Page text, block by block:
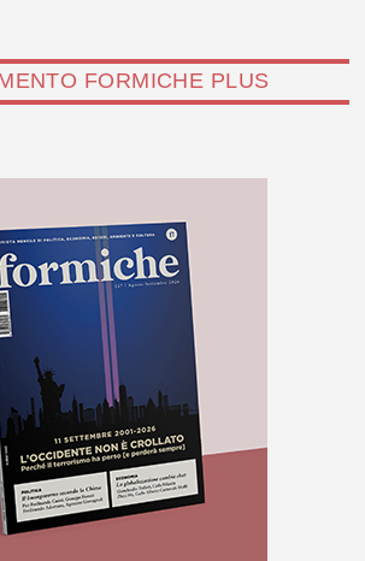
FORMICHE PLUS